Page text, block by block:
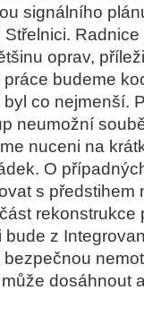
signálního
oprav,
budeme
co nejmenší.
neumožní
nuceni na
O
s předstihem
rekonstrukce
z
dosáhnout